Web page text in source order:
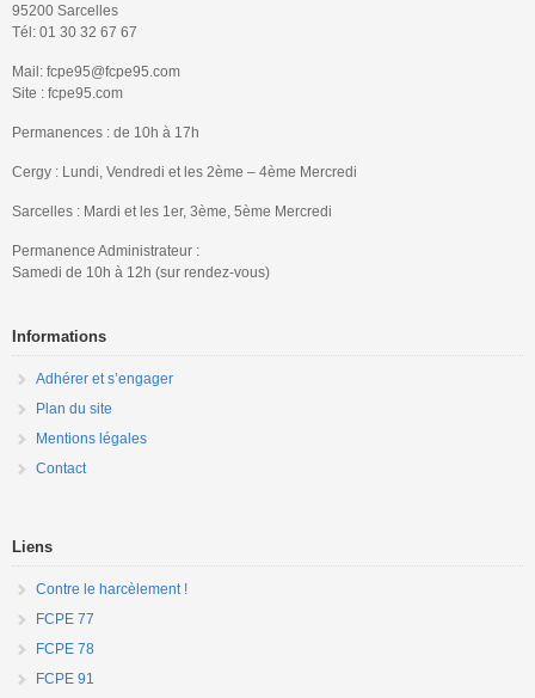
95200 Sarcelles
Tél: 01 30 32 67 67
Mail: fcpe95@fcpe95.com
Site : fcpe95.com
Permanences : de 10h à 17h
Cergy : Lundi, Vendredi et les 2ème – 4ème Mercredi
Sarcelles : Mardi et les 1er, 3ème, 5ème Mercredi
Permanence Administrateur :
Samedi de 10h à 12h (sur rendez-vous)
Informations
Adhérer et s’engager
Plan du site
Mentions légales
Contact
Liens
Contre le harcèlement !
FCPE 77
FCPE 78
FCPE 91